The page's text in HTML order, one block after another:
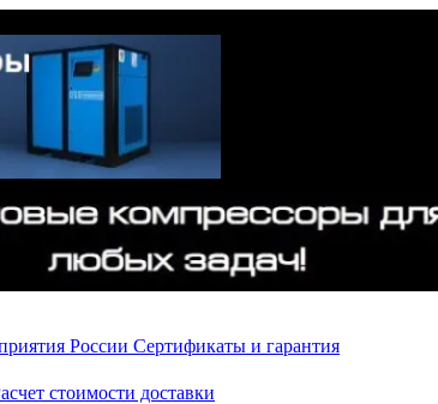
России Сертификаты и гарантия
стоимости доставки